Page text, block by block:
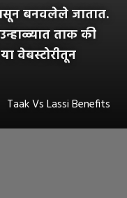
बनवलेले जातात.
ताक की
वेबस्टोरीतून
Taak Vs Lassi Benefits